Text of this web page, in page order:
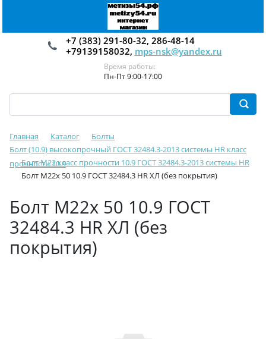
+7 (383) 291-80-32, 286-48-14
+79139158032, mps-nsk@yandex.ru
Время работы:
Пн-Пт 9:00-17:00
Главная Каталог
Болты
Болт (10.9) высокопрочный ГОСТ 32484.3-2013 системы HR класс
прочности 10.9
Болт М22 класс прочности 10.9 ГОСТ 32484.3-2013 системы HR
Болт М22х 50 10.9 ГОСТ 32484.3 HR ХЛ (без покрытия)
Болт М22х 50 10.9 ГОСТ
32484.3 HR ХЛ (без
покрытия)